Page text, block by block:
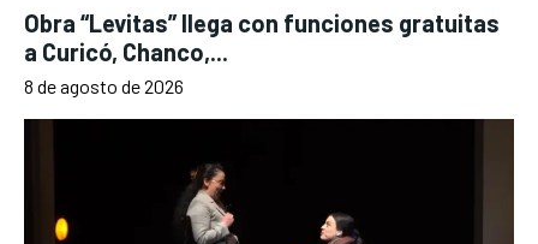
Obra “Levitas” llega con funciones gratuitas
a Curicó, Chanco,...
8 de agosto de 2026